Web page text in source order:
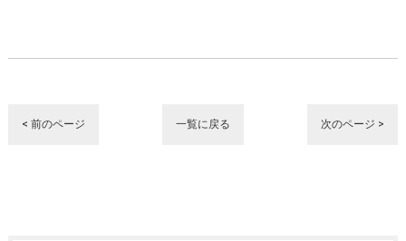
< 前のページ 一覧に戻る 次のページ >